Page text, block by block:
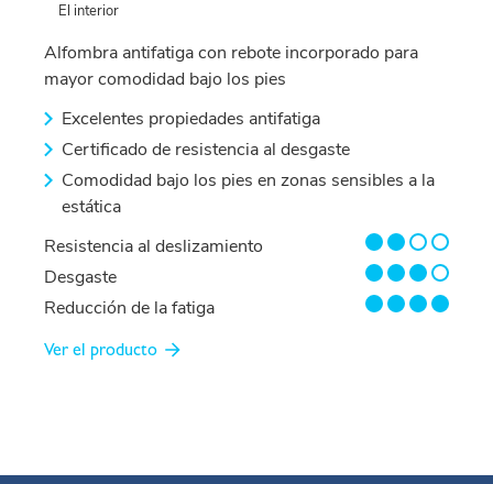
El interior
Alfombra antifatiga con rebote incorporado para
mayor comodidad bajo los pies
Excelentes propiedades antifatiga
Certificado de resistencia al desgaste
Comodidad bajo los pies en zonas sensibles a la
estática
Resistencia al deslizamiento
2/4
Desgaste
3/4
Reducción de la fatiga
4/4
Ver el producto